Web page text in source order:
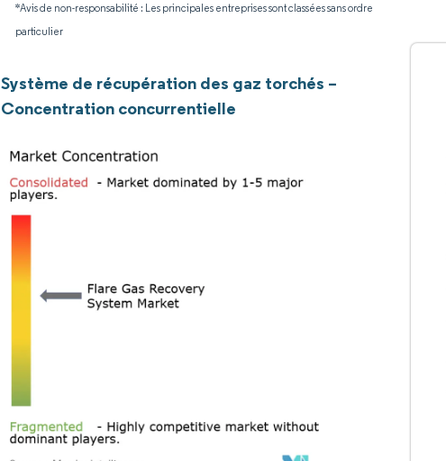
*Avis de non-responsabilité : Les principales entreprises sont classées sans ordre
particulier
Système de récupération des gaz torchés –
Concentration concurrentielle